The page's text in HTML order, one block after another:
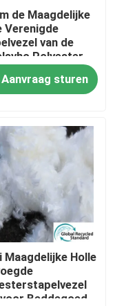
de Maagdelijke
Verenigde
van de
Polyester
Aanvraag sturen
Maagdelijke Holle
Beddegoed